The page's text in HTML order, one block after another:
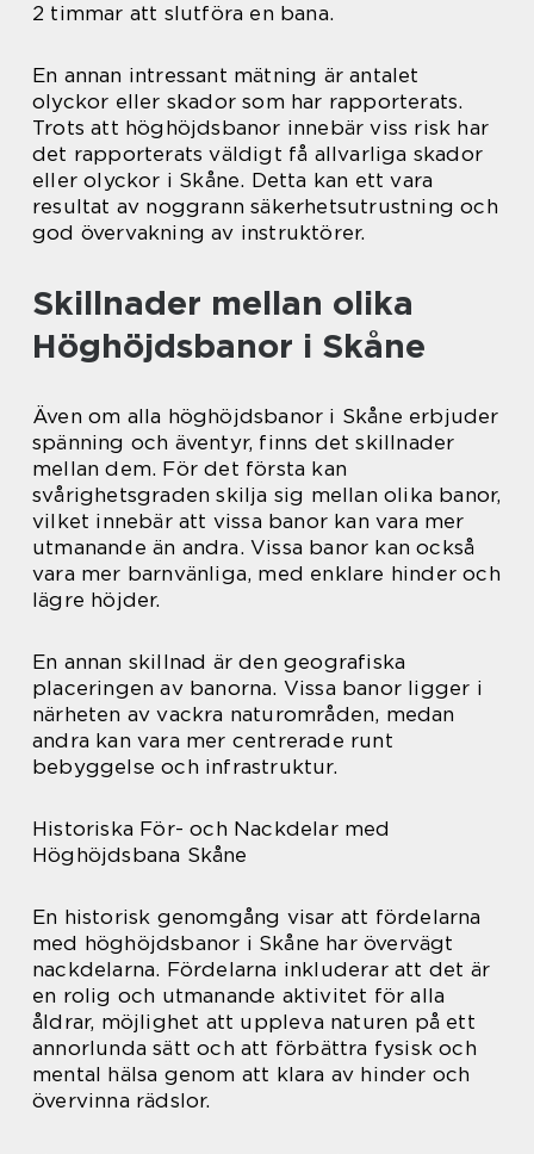
2 timmar att slutföra en bana.
En annan intressant mätning är antalet
olyckor eller skador som har rapporterats.
Trots att höghöjdsbanor innebär viss risk har
det rapporterats väldigt få allvarliga skador
eller olyckor i Skåne. Detta kan ett vara
resultat av noggrann säkerhetsutrustning och
god övervakning av instruktörer.
Skillnader mellan olika
Höghöjdsbanor i Skåne
Även om alla höghöjdsbanor i Skåne erbjuder
spänning och äventyr, finns det skillnader
mellan dem. För det första kan
svårighetsgraden skilja sig mellan olika banor,
vilket innebär att vissa banor kan vara mer
utmanande än andra. Vissa banor kan också
vara mer barnvänliga, med enklare hinder och
lägre höjder.
En annan skillnad är den geografiska
placeringen av banorna. Vissa banor ligger i
närheten av vackra naturområden, medan
andra kan vara mer centrerade runt
bebyggelse och infrastruktur.
Historiska För- och Nackdelar med
Höghöjdsbana Skåne
En historisk genomgång visar att fördelarna
med höghöjdsbanor i Skåne har övervägt
nackdelarna. Fördelarna inkluderar att det är
en rolig och utmanande aktivitet för alla
åldrar, möjlighet att uppleva naturen på ett
annorlunda sätt och att förbättra fysisk och
mental hälsa genom att klara av hinder och
övervinna rädslor.